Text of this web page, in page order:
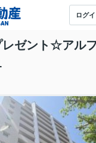
ログ
ゼント☆アル